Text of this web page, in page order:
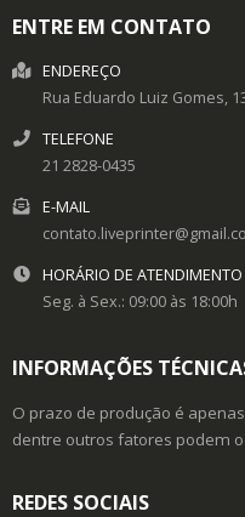
ENTRE EM CONTATO
ENDEREÇO
Rua Eduardo Luiz Gomes,
TELEFONE
21 2828-0435
E-MAIL
HORÁRIO DE ATENDIMENTO
Seg. à Sex.: 09:00 às 18:00h
INFORMAÇÕES
O prazo de produção é
dentre outros fatores podem
REDES SOCIAIS